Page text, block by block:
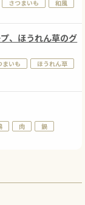
さつまいも 和風
、ほうれん草のグ
まいも
ほうれん草
肉 鍋